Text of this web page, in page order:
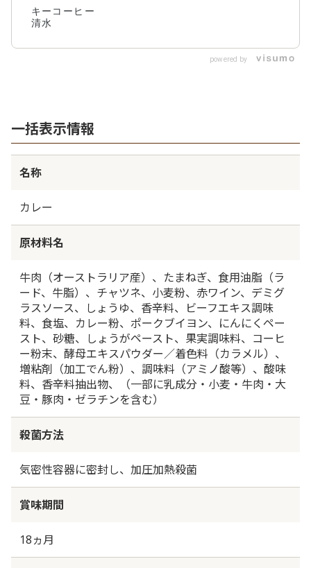
っていて、隠し味にコーヒーを使っていま
す。 常温保存できるので、ストック場所に困
キーコーヒー
清水
powered by
一括表示情報
名称
カレー
原材料名
牛肉（オーストラリア産）、たまねぎ、食用油脂（ラ
ード、牛脂）、チャツネ、小麦粉、赤ワイン、デミグ
ラスソース、しょうゆ、香辛料、ビーフエキス調味
料、食塩、カレー粉、ポークブイヨン、にんにくペー
スト、砂糖、しょうがペースト、果実調味料、コーヒ
ー粉末、酵母エキスパウダー／着色料（カラメル）、
増粘剤（加工でん粉）、調味料（アミノ酸等）、酸味
料、香辛料抽出物、（一部に乳成分・小麦・牛肉・大
豆・豚肉・ゼラチンを含む）
殺菌方法
気密性容器に密封し、加圧加熱殺菌
賞味期間
18ヵ月